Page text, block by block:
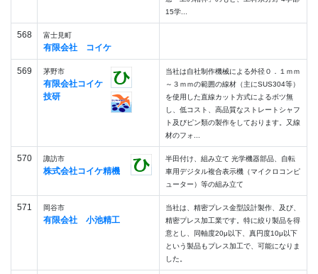
15学...
568 富士見町
有限会社 コイケ
569 茅野市
有限会社コイケ
技研
当社は自社制作機械による外径０．１ｍｍ
～３ｍｍの範囲の線材（主にSUS304等）
を使用した直線カット方式によるボツ無
し、低コスト、高品質なストレートシャフ
ト及びピン類の製作をしております。又線
材のフォ...
570 諏訪市
株式会社コイケ精機
半田付け、組み立て 光学機器部品、自転
車用デジタル複合表示機（マイクロコンピ
ューター）等の組み立て
571 岡谷市
有限会社 小池精工
当社は、精密プレス金型設計製作、及び、
精密プレス加工業です。特に絞り製品を得
意とし、同軸度20μ以下、真円度10μ以下
という製品もプレス加工で、可能になりま
した。